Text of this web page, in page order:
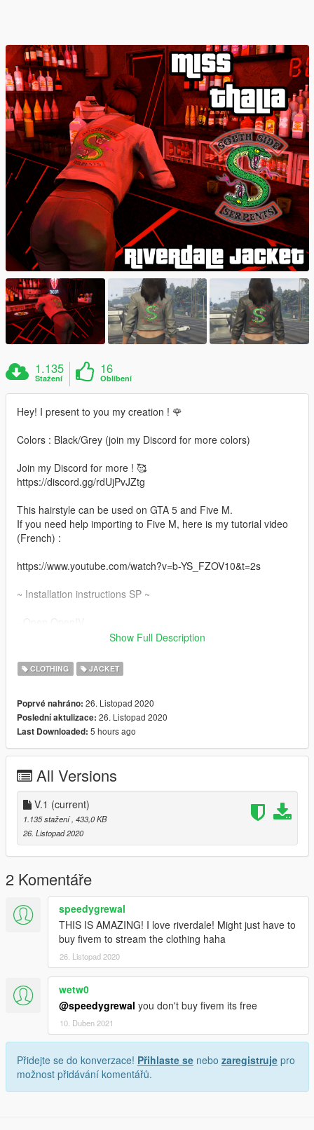
1.135
Stažení
16
Oblíbení
Hey! I present to you my creation ! 🌹
Colors : Black/Grey (join my Discord for more colors)
Join my Discord for more ! 🥰
https://discord.gg/rdUjPvJZtg
This hairstyle can be used on GTA 5 and Five M.
If you need help importing to Five M, here is my tutorial video
(French) :
https://www.youtube.com/watch?v=b-YS_FZOV10&t=2s
~ Installation instructions SP ~
GTA
V\mods\x64v.rpf\models\cdimages\streamedpeds_mp.rpf\mp_f
Please be indulgent, this is my first creation ^^
Feel free to send me your suggestions on my Discord ! 💋
Show Full Description
CLOTHING JACKET
Poprvé nahráno: 26. Listopad 2020
Poslední aktulizace: 26. Listopad 2020
Last Downloaded: 5 hours ago
All Versions
V.1 (current)
1.135 stažení , 433,0 KB
26. Listopad 2020
2 Komentáře
speedygrewal
THIS IS AMAZING! I love riverdale! Might just have to
buy fivem to stream the clothing haha
26. Listopad 2020
wetw0
@speedygrewal you don't buy fivem its free
10. Duben 2021
Přidejte se do konverzace! Přihlaste se nebo zaregistruje pro
možnost přidávání komentářů.